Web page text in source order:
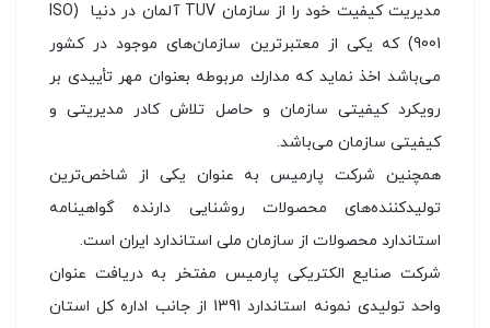
مدیریت كیفیت خود را از سازمان TUV آلمان در دنیا (ISO
9001) كه یكی از معتبرترین سازمان‌های موجود در كشور
می‌باشد اخذ نماید كه مدارك مربوطه بعنوان مهر تأییدی بر
رویكرد كیفیتی سازمان و حاصل تلاش كادر مدیریتی و
كیفیتی سازمان می‌باشد.
همچنین شرکت پارمیس به عنوان یکی از شاخص‌ترین
تولیدکننده‌های محصولات روشنایی دارنده گواهینامه
استاندارد محصولات از سازمان ملی استاندارد ایران است.
شرکت صنایع الکتریکی پارمیس مفتخر به دریافت عنوان
واحد تولیدی نمونه استاندارد 1391 از جانب اداره کل استان